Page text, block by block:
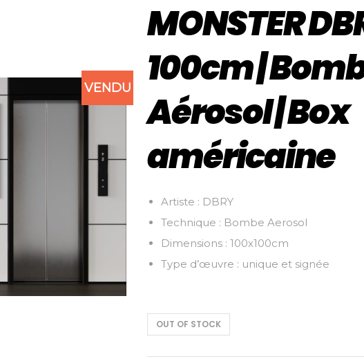
VENDU
MONSTER
100cm |
Aérosol | Box
américaine
Artiste : DBRY
Technique : Bombe Aerosol
Dimensions : 100x100cm
Type d’œuvre : unique et signée
OUT OF STOCK